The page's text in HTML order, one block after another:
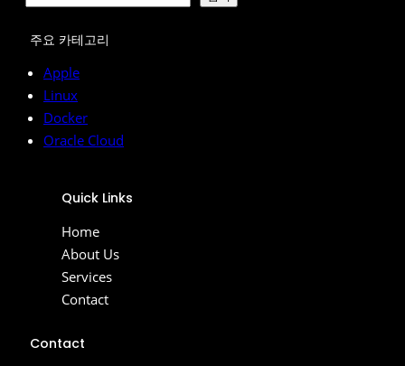
주요 카테고리
Apple
Linux
Docker
Oracle Cloud
Quick Links
Home
About Us
Services
Contact
Contact